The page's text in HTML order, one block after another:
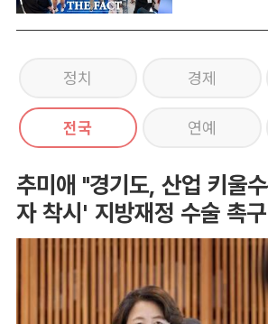
정치 경제
전국 연예
추미애 "경기도, 산업 키울
자 착시' 지방재정 수술 촉구